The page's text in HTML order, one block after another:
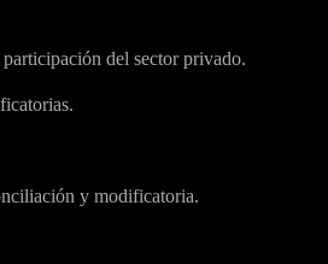
del sector privado.
y modificatoria.